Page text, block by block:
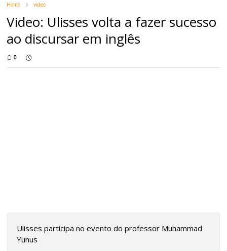
Home video
Video: Ulisses volta a fazer sucesso
ao discursar em inglês
0
Ulisses participa no evento do professor Muhammad
Yunus